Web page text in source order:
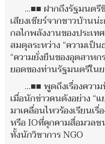
...■■ ฝากถึงรัฐมนต
เสียงเชียร์จากชาวบ้านน่
กลไกพลังงานของประเ
สมดุลระหว่าง “ความเป็
“ความยั่งยืนของอุตสาห
ยอดของท่านรัฐมนตรีใน
...■■ พูดถึงเรื่องควา
เมื่อนักข่าวคนดังอย่าง “
มาเคลื่อนไหวร้องเรียนเ
หรือ IOที่คุกคามสื่อมวล
ทั้งนักวิชาการ NGO